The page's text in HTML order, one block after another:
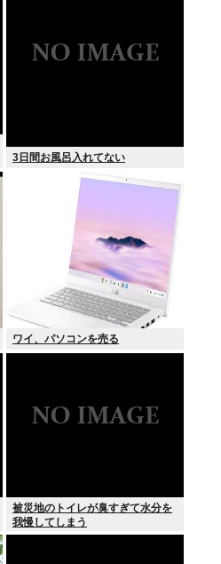
3日間お風呂入れてない
ワイ、パソコンを売る
被災地のトイレが臭すぎて水分を
我慢してしまう